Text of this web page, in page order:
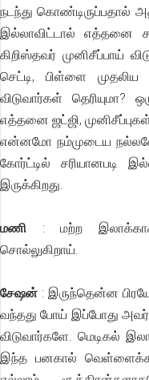
நடந்து கொண்டிருப்பதால்
இல்லாவிட்டால் எத்தனை
கிறிஸ்தவர் முனிசீப்பாய்
செட்டி, பிள்ளை
விடுவார்கள் தெரியுமா?
எத்தனை ஜட்ஜி,
என்னமோ நம்முடைய
கோர்ட்டில் சரியானபடி
இருக்கிறது.
மணி : மற்ற
சொல்லுகிறாய்.
சேஷன் : இருந்தென்ன
வந்தது போய் இப்போது
விடுவார்களே. மெடிகல்
இந்த பனகால்